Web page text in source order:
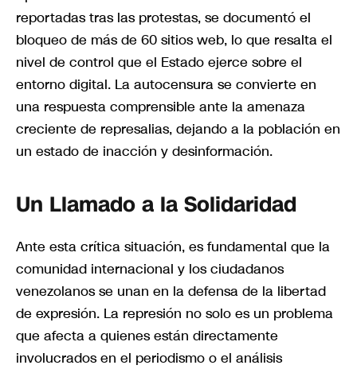
reportadas tras las protestas, se documentó el
bloqueo de más de 60 sitios web, lo que resalta el
nivel de control que el Estado ejerce sobre el
entorno digital. La autocensura se convierte en
una respuesta comprensible ante la amenaza
creciente de represalias, dejando a la población en
un estado de inacción y desinformación.
Un Llamado a la Solidaridad
Ante esta crítica situación, es fundamental que la
comunidad internacional y los ciudadanos
venezolanos se unan en la defensa de la libertad
de expresión. La represión no solo es un problema
que afecta a quienes están directamente
involucrados en el periodismo o el análisis